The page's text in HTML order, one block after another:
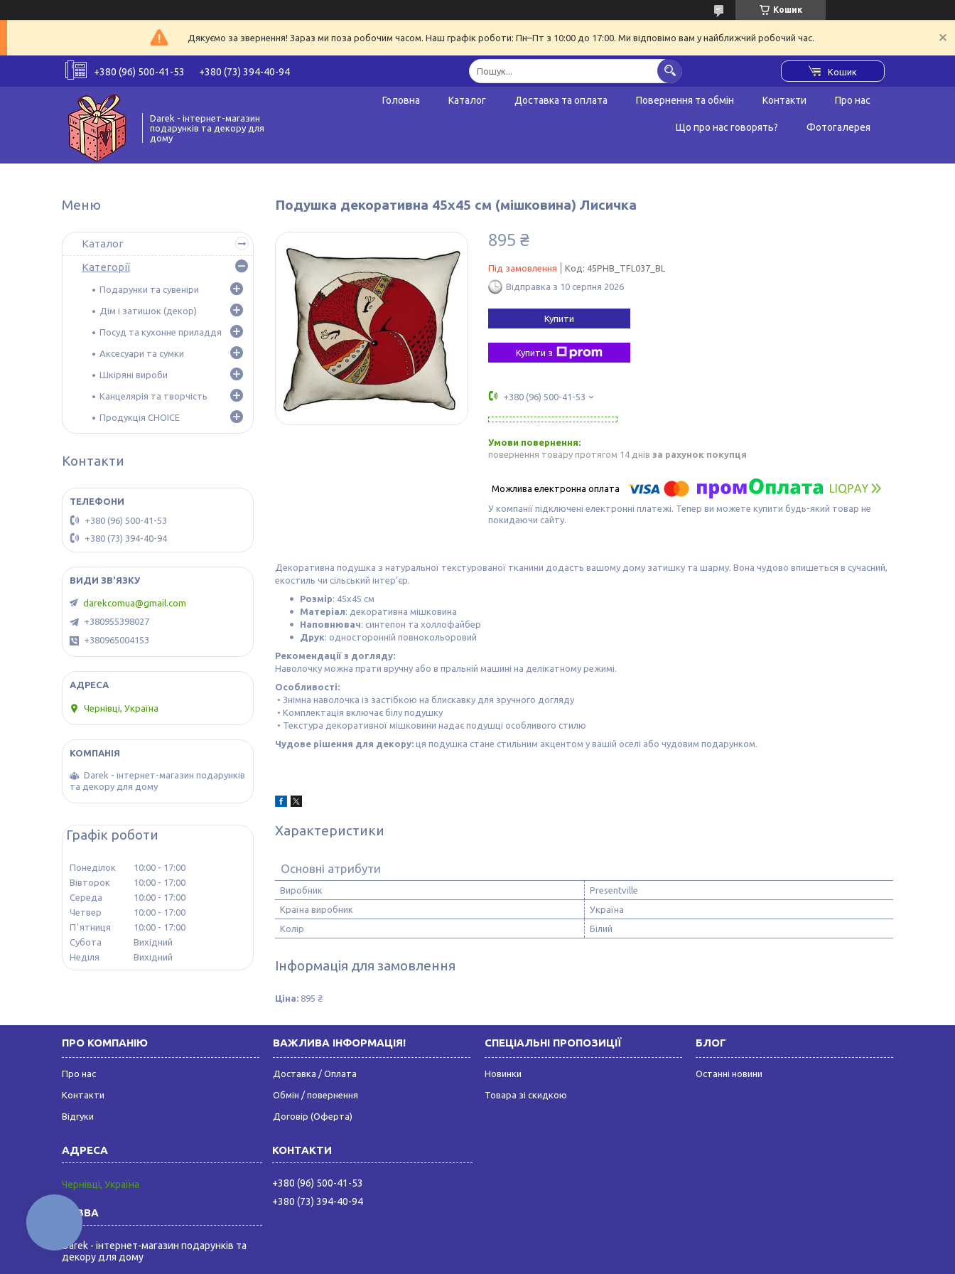
Кошик
Дякуємо за звернення! Зараз ми поза робочим часом. Наш графік роботи: Пн–Пт з 10:00 до 17:00. Ми відповімо вам у найближчий робочий час.
+380 (96) 500-41-53 +380 (73) 394-40-94 Кошик
Darek - інтернет-магазин
подарунків та декору для
дому
Головна Каталог Доставка та оплата Повернення та обмін Контакти Про нас
Що про нас говорять? Фотогалерея
Подушка декоративна 45х45 см (мішковина) Лисичка
895 ₴
Під замовлення Код: 45PHB_TFL037_BL
Відправка з 10 серпня 2026
Купити
Купити з
+380 (96) 500-41-53
повернення товару протягом 14 днів за рахунок покупця
У компанії підключені електронні платежі. Тепер ви можете купити будь-який товар не
покидаючи сайту.
Декоративна подушка з натуральної текстурованої тканини додасть вашому дому затишку та шарму. Вона чудово впишеться в сучасний,
екостиль чи сільський інтер’єр.
Розмір: 45х45 см
Матеріал: декоративна мішковина
Наповнювач: синтепон та холлофайбер
Друк: односторонній повнокольоровий
Рекомендації з догляду:
Наволочку можна прати вручну або в пральній машині на делікатному режимі.
Особливості:
• Знімна наволочка із застібкою на блискавку для зручного догляду
• Комплектація включає білу подушку
• Текстура декоративної мішковини надає подушці особливого стилю
Чудове рішення для декору: ця подушка стане стильним акцентом у вашій оселі або чудовим подарунком.
Характеристики
Основні атрибути
Виробник
Presentville
Країна виробник
Україна
Колір
Білий
Інформація для замовлення
Ціна: 895 ₴
Каталог
Категорії
Подарунки та сувеніри
Дім і затишок (декор)
Посуд та кухонне приладдя
Аксесуари та сумки
Шкіряні вироби
Канцелярія та творчість
Продукція CHOICE
Контакти
+380 (96) 500-41-53
+380 (73) 394-40-94
darekcomua@gmail.com
+380955398027
+380965004153
Чернівці, Україна
Darek - інтернет-магазин подарунків
та декору для дому
Графік роботи
Понеділок 10:00
17:00
Вівторок
10:00
17:00
Середа
10:00
17:00
Четвер
10:00
17:00
Пʼятниця
10:00
17:00
Субота
Вихідний
Неділя
Вихідний
ПРО КОМПАНІЮ
Про нас
Контакти
Відгуки
ВАЖЛИВА ІНФОРМАЦІЯ!
Доставка / Оплата
Обмін / повернення
Договір (Оферта)
СПЕЦІАЛЬНІ ПРОПОЗИЦІЇ
Новинки
Товара зі скидкою
БЛОГ
Останні новини
Чернівці, Україна
Darek - інтернет-магазин подарунків та
декору для дому
+380 (96) 500-41-53
+380 (73) 394-40-94